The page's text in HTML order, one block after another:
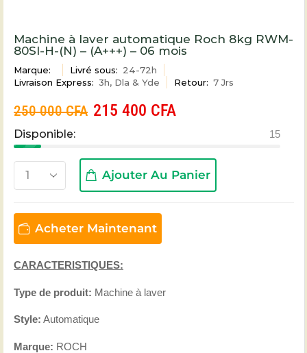
Machine à laver automatique Roch 8kg RWM-
80SI-H-(N) – (A+++) – 06 mois
Marque: Livré sous: 24-72h
Livraison Express: 3h, Dla & Yde Retour: 7 Jrs
250 000CFA 215 400 CFA
Disponible: 15
Ajouter Au Panier
Acheter Maintenant
CARACTERISTIQUES:
Type de produit: Machine à laver
Style: Automatique
Marque: ROCH